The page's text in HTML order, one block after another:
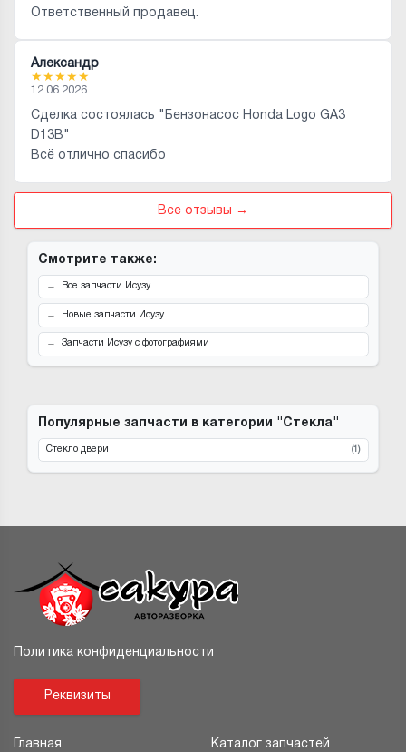
Ответственный продавец.
Александр
★★★★★
12.06.2026
Сделка состоялась "Бензонасос Honda Logo GA3
D13B"
Всё отлично спасибо
Все отзывы →
Смотрите также:
Все запчасти Исузу
Новые запчасти Исузу
Запчасти Исузу с фотографиями
Популярные запчасти в категории "Стекла"
Стекло двери (1)
Политика конфиденциальности
Реквизиты
Главная Каталог запчастей